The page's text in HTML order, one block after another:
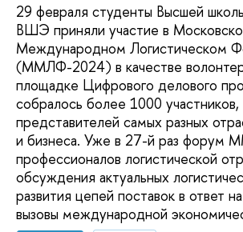
29 февраля студенты Высшей
ВШЭ приняли участие в
Международном Логистическом
(ММЛФ-2024) в качестве
площадке Цифрового делового
собралось более 1000 участников,
представителей самых разных
и бизнеса. Уже в 27-й раз форум
профессионалов логистической
обсуждения актуальных
развития цепей поставок в ответ
вызовы международной